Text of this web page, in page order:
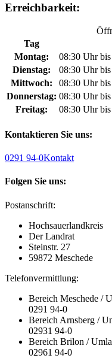
Erreichbarkeit:
Tag
Montag:
08:30 Uhr
Dienstag:
08:30 Uhr
Mittwoch:
08:30 Uhr
Donnerstag: 08:30 Uhr
Freitag:
08:30 Uhr
Kontaktieren Sie uns:
0291 94-0Kontakt
Folgen Sie uns:
Postanschrift:
Hochsauerlandkreis
Der Landrat
Steinstr. 27
59872 Meschede
Telefonvermittlung:
Bereich Meschede /
0291 94-0
Bereich Arnsberg /
02931 94-0
Bereich Brilon /
02961 94-0